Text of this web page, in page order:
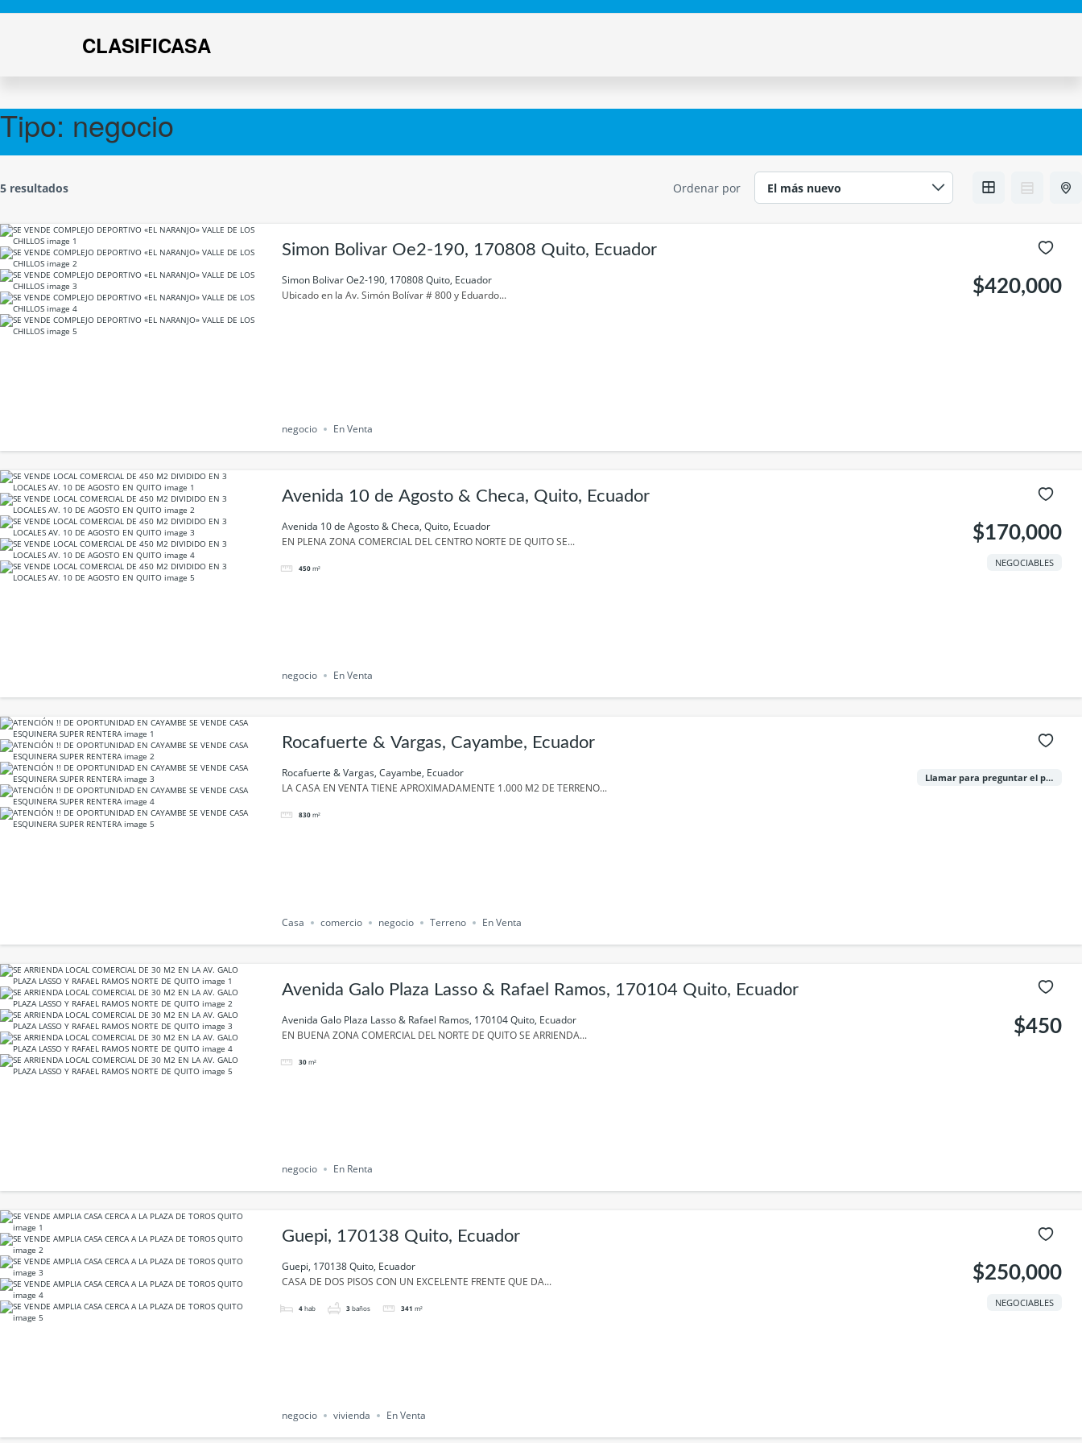
CLASIFICASA
Tipo: negocio
5 resultados Ordenar por
Simon Bolivar Oe2-190, 170808 Quito, Ecuador
Simon Bolivar Oe2-190, 170808 Quito, Ecuador
Ubicado en la Av. Simón Bolívar # 800 y Eduardo...
$420,000
negocio En Venta
Avenida 10 de Agosto & Checa, Quito, Ecuador
Avenida 10 de Agosto & Checa, Quito, Ecuador
EN PLENA ZONA COMERCIAL DEL CENTRO NORTE DE QUITO SE...
450 m²
$170,000
NEGOCIABLES
negocio En Venta
Rocafuerte & Vargas, Cayambe, Ecuador
Rocafuerte & Vargas, Cayambe, Ecuador
LA CASA EN VENTA TIENE APROXIMADAMENTE 1.000 M2 DE TERRENO...
830 m²
Llamar para preguntar el precio
Casa comercio negocio Terreno En Venta
Avenida Galo Plaza Lasso & Rafael Ramos, 170104 Quito, Ecuador
Avenida Galo Plaza Lasso & Rafael Ramos, 170104 Quito, Ecuador
EN BUENA ZONA COMERCIAL DEL NORTE DE QUITO SE ARRIENDA...
30 m²
$450
negocio En Renta
Guepi, 170138 Quito, Ecuador
Guepi, 170138 Quito, Ecuador
CASA DE DOS PISOS CON UN EXCELENTE FRENTE QUE DA...
4 hab 3 baños 341 m²
$250,000
NEGOCIABLES
negocio vivienda En Venta